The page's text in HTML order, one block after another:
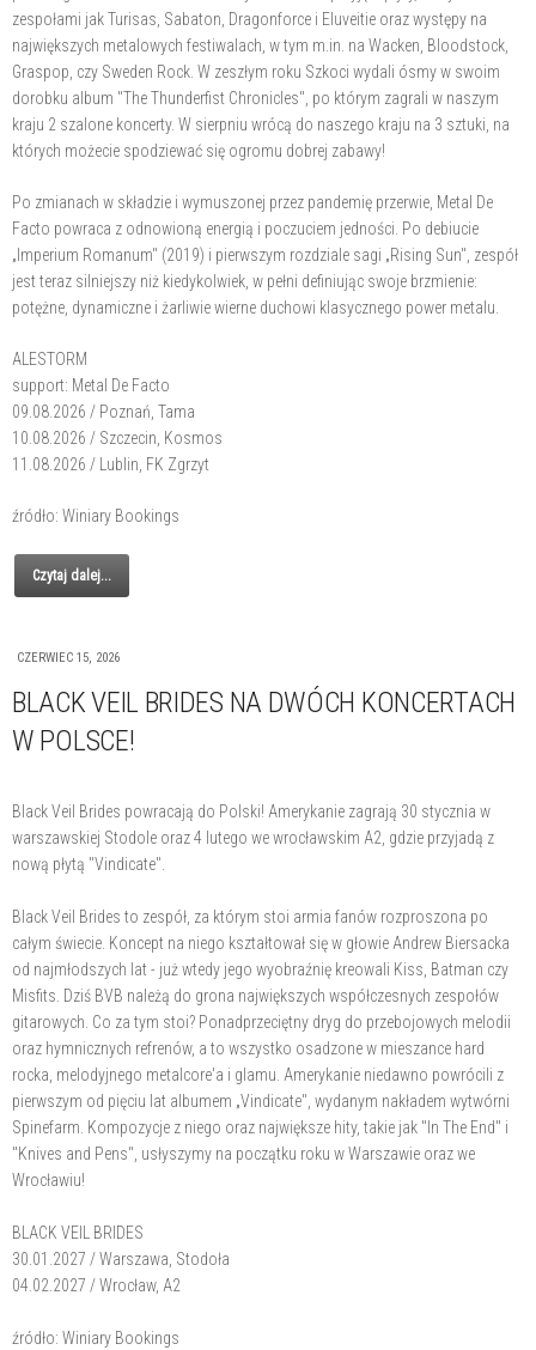
zespołami jak Turisas, Sabaton, Dragonforce i Eluveitie oraz występy na
największych metalowych festiwalach, w tym m.in. na Wacken, Bloodstock,
Graspop, czy Sweden Rock. W zeszłym roku Szkoci wydali ósmy w swoim
dorobku album "The Thunderfist Chronicles", po którym zagrali w naszym
kraju 2 szalone koncerty. W sierpniu wrócą do naszego kraju na 3 sztuki, na
których możecie spodziewać się ogromu dobrej zabawy!
Po zmianach w składzie i wymuszonej przez pandemię przerwie, Metal De
Facto powraca z odnowioną energią i poczuciem jedności. Po debiucie
„Imperium Romanum" (2019) i pierwszym rozdziale sagi „Rising Sun", zespół
jest teraz silniejszy niż kiedykolwiek, w pełni definiując swoje brzmienie:
potężne, dynamiczne i żarliwie wierne duchowi klasycznego power metalu.
ALESTORM
support: Metal De Facto
09.08.2026 / Poznań, Tama
10.08.2026 / Szczecin, Kosmos
11.08.2026 / Lublin, FK Zgrzyt
źródło: Winiary Bookings
Czytaj dalej...
CZERWIEC 15, 2026
BLACK VEIL BRIDES NA DWÓCH KONCERTACH
W POLSCE!
Black Veil Brides powracają do Polski! Amerykanie zagrają 30 stycznia w
warszawskiej Stodole oraz 4 lutego we wrocławskim A2, gdzie przyjadą z
nową płytą "Vindicate".
Black Veil Brides to zespół, za którym stoi armia fanów rozproszona po
całym świecie. Koncept na niego kształtował się w głowie Andrew Biersacka
od najmłodszych lat - już wtedy jego wyobraźnię kreowali Kiss, Batman czy
Misfits. Dziś BVB należą do grona największych współczesnych zespołów
gitarowych. Co za tym stoi? Ponadprzeciętny dryg do przebojowych melodii
oraz hymnicznych refrenów, a to wszystko osadzone w mieszance hard
rocka, melodyjnego metalcore'a i glamu. Amerykanie niedawno powrócili z
pierwszym od pięciu lat albumem „Vindicate", wydanym nakładem wytwórni
Spinefarm. Kompozycje z niego oraz największe hity, takie jak "In The End" i
"Knives and Pens", usłyszymy na początku roku w Warszawie oraz we
Wrocławiu!
BLACK VEIL BRIDES
30.01.2027 / Warszawa, Stodoła
04.02.2027 / Wrocław, A2
źródło: Winiary Bookings